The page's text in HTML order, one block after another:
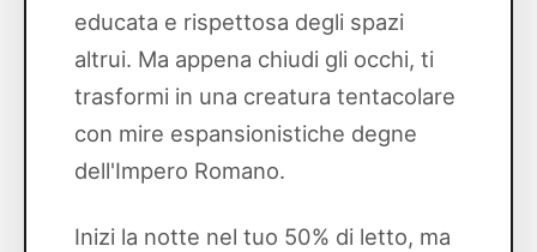
educata e rispettosa degli spazi
altrui. Ma appena chiudi gli occhi, ti
trasformi in una creatura tentacolare
con mire espansionistiche degne
dell'Impero Romano.
Inizi la notte nel tuo 50% di letto, ma